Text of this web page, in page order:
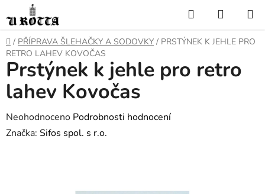
na
obsah
Hledat
KOŠÍK
DOMŮ
/ PŘÍPRAVA ŠLEHAČKY A SODOVKY / PRSTÝNEK K JEHLE PRO
RETRO LAHEV KOVOČAS
Prstýnek k jehle pro retro
lahev Kovočas
Průměrné
hodnocení
Neohodnoceno Podrobnosti hodnocení
Značka: Sifos spol. s r.o.